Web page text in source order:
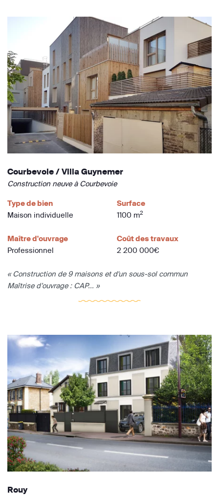
Courbevoie / Villa Guynemer
Construction neuve à Courbevoie
Type de bien
Maison individuelle
Surface
1100 m2
Maître d'ouvrage
Professionnel
Coût des travaux
2 200 000€
« Construction de 9 maisons et d'un sous-sol commun
Maîtrise d’ouvrage : CAP... »
Rouy